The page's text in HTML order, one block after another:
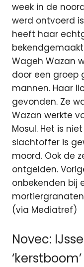
week in de
werd ontvoerd
heeft haar
Wageh Wazan
door een groep
mannen. Haar
gevonden. Ze
Wazan werkte
Mosul. Het is
slachtoffer is
moord. Ook de
ontgelden.
onbekenden bij
(via Mediatref)
Novec:
‘kerstboom’